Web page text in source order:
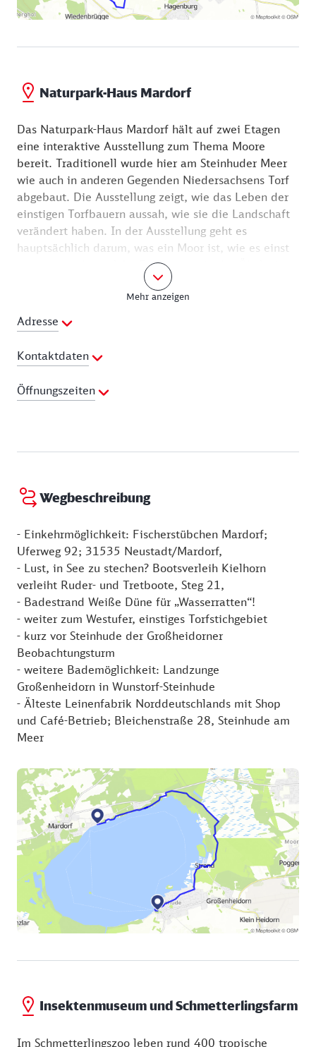
Naturpark-Haus Mardorf
Das Naturpark-Haus Mardorf hält auf zwei Etagen
eine interaktive Ausstellung zum Thema Moore
bereit. Traditionell wurde hier am Steinhuder Meer
wie auch in anderen Gegenden Niedersachsens Torf
abgebaut. Die Ausstellung zeigt, wie das Leben der
einstigen Torfbauern aussah, wie sie die Landschaft
verändert haben. In der Ausstellung geht es
hauptsächlich darum, was ein Moor ist, wie es einst
genutzt wurde, welche Funktion es in der Ökologie
hat und wie die noch bestehenden Moorgebiete
geschützt werden. Zu sehen ist unter anderem ein
Panorama einer Moorlandschaft. In einem
Multivisionsraum wird anhand von Filmaufnahmen
nacherlebbar, wie sich die Landschaft im Laufe der
Zeit gewandelt hat. Spannend ist auch der
Perspektivwechsel: Zu erleben sind Vögel im Moor
und wie sieht es auf „Augenhöhe“ mit den Pflanzen
Im Erdgeschoss des Hauses ist eine Tourist-
Die öffentlichen Toiletten des Naturpark-Hauses sind
auch außerhalb der Öffnungszeiten nutzbar.
Mehr anzeigen
Adresse
Kontaktdaten
Telefon:0511 61626123
Webseite:https://www.naturpark-steinhuder-
Öffnungszeiten
Donnerstag:12:00 - 17:00 Uhr
Samstag:
Sonntag:12:00 - 17:00 Uhr
Wegbeschreibung
- Einkehrmöglichkeit: Fischerstübchen Mardorf;
Uferweg 92; 31535 Neustadt/Mardorf,
- Lust, in See zu stechen? Bootsverleih Kielhorn
verleiht Ruder- und Tretboote, Steg 21,
- Badestrand Weiße Düne für „Wasserratten“!
- weiter zum Westufer, einstiges Torfstichgebiet
- kurz vor Steinhude der Großheidorner
Beobachtungsturm
- weitere Bademöglichkeit: Landzunge
Großenheidorn in Wunstorf-Steinhude
- Älteste Leinenfabrik Norddeutschlands mit Shop
und Café-Betrieb; Bleichenstraße 28, Steinhude am
Meer
Insektenmuseum und Schmetterlingsfarm
Im Schmetterlingszoo leben rund 400 tropische